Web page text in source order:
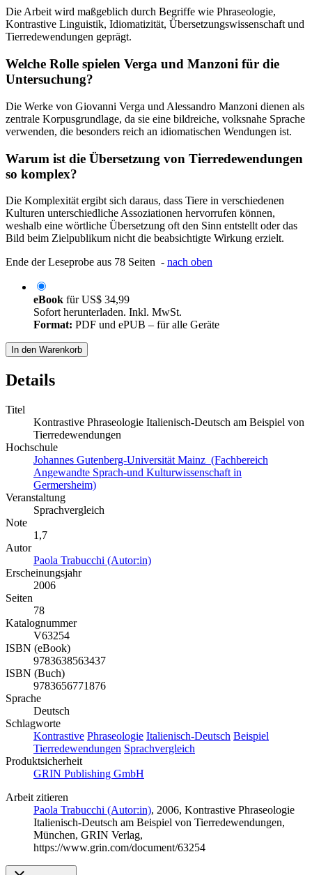
Die Arbeit wird maßgeblich durch Begriffe wie Phraseologie,
Kontrastive Linguistik, Idiomatizität, Übersetzungswissenschaft und
Tierredewendungen geprägt.
Welche Rolle spielen Verga und Manzoni für die
Untersuchung?
Die Werke von Giovanni Verga und Alessandro Manzoni dienen als
zentrale Korpusgrundlage, da sie eine bildreiche, volksnahe Sprache
verwenden, die besonders reich an idiomatischen Wendungen ist.
Warum ist die Übersetzung von Tierredewendungen
so komplex?
Die Komplexität ergibt sich daraus, dass Tiere in verschiedenen
Kulturen unterschiedliche Assoziationen hervorrufen können,
weshalb eine wörtliche Übersetzung oft den Sinn entstellt oder das
Bild beim Zielpublikum nicht die beabsichtigte Wirkung erzielt.
Ende der Leseprobe aus 78 Seiten - nach oben
eBook fürUS$ 34,99
Sofort herunterladen. Inkl. MwSt.
Format: PDF und ePUB – für alle Geräte
In den Warenkorb
Details
Titel
Kontrastive Phraseologie Italienisch-Deutsch am Beispiel von
Tierredewendungen
Hochschule
Johannes Gutenberg-Universität Mainz (Fachbereich
Angewandte Sprach-und Kulturwissenschaft in
Germersheim)
Veranstaltung
Sprachvergleich
Note
1,7
Autor
Paola Trabucchi (Autor:in)
Erscheinungsjahr
2006
Seiten
78
Katalognummer
V63254
ISBN (eBook)
9783638563437
ISBN (Buch)
9783656771876
Sprache
Deutsch
Schlagworte
Kontrastive Phraseologie Italienisch-Deutsch Beispiel
Tierredewendungen Sprachvergleich
Produktsicherheit
GRIN Publishing GmbH
Arbeit zitieren
Paola Trabucchi (Autor:in), 2006, Kontrastive Phraseologie
Italienisch-Deutsch am Beispiel von Tierredewendungen,
München, GRIN Verlag,
https://www.grin.com/document/63254